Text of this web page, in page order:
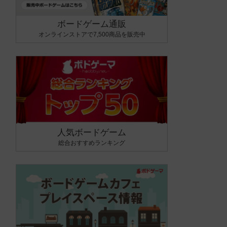
ボードゲーム通販
オンラインストアで7,500商品を販売中
人気ボードゲーム
総合おすすめランキング